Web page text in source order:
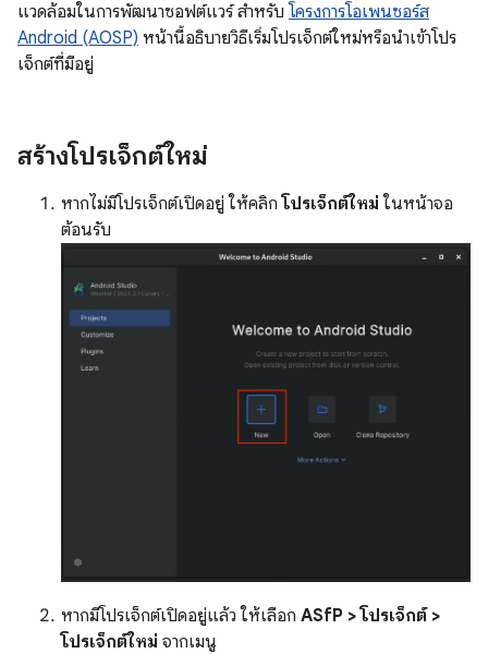
แวดล้อมในการพัฒนาซอฟต์แวร์ สำหรับ โครงการโอเพนซอร์ส
Android (AOSP) หน้านี้อธิบายวิธีเริ่มโปรเจ็กต์ใหม่หรือนำเข้าโปร
เจ็กต์ที่มีอยู่
สร้างโปรเจ็กต์ใหม่
หากไม่มีโปรเจ็กต์เปิดอยู่ ให้คลิกโปรเจ็กต์ใหม่ ในหน้าจอ
ต้อนรับ
หากมีโปรเจ็กต์เปิดอยู่แล้ว ให้เลือก ASfP > โปรเจ็กต์ >
โปรเจ็กต์ใหม่ จากเมนู